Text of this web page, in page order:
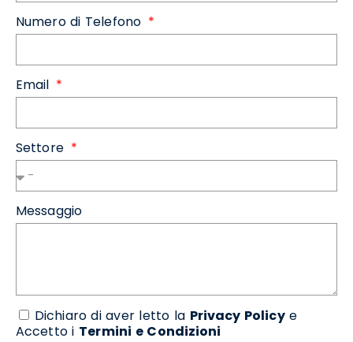
Numero di Telefono
Email
Settore
Messaggio
Dichiaro di aver letto la Privacy Policye
Accetto i Termini e Condizioni